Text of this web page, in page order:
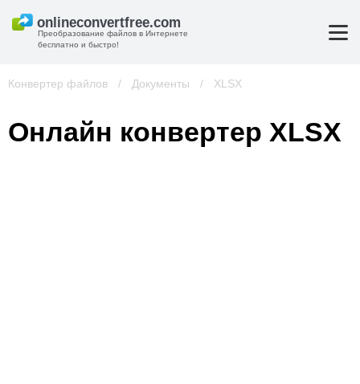
Преобразование файлов в Интернете
бесплатно и быстро!
Конвертер файлов / Документы / XLSX
Онлайн конвертер XLSX